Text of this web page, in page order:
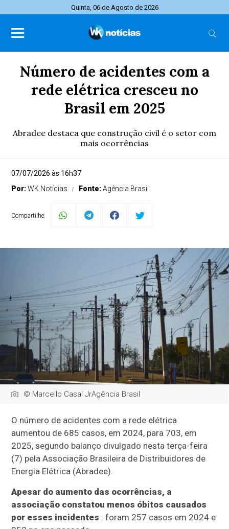
Quinta, 06 de Agosto de 2026
Número de acidentes com a
rede elétrica cresceu no
Brasil em 2025
Abradee destaca que construção civil é o setor com
mais ocorrências
07/07/2026 às 16h37
Por:WK Notícias Fonte:Agência Brasil
Compartilhe:
© Marcello Casal JrAgência Brasil
O número de acidentes com a rede elétrica
aumentou de 685 casos, em 2024, para 703, em
2025, segundo balanço divulgado nesta terça-feira
(7) pela Associação Brasileira de Distribuidores de
Energia Elétrica (Abradee).
Apesar do aumento das ocorrências, a
associação constatou menos óbitos causados
por esses incidentes : foram 257 casos em 2024 e